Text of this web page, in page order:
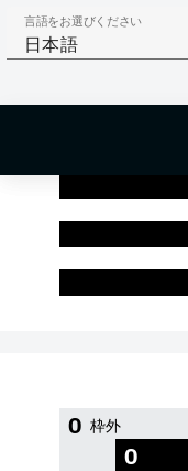
言語をお選びください
日本語
0 %
0 枠外
0